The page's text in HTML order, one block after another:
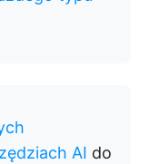
AI do